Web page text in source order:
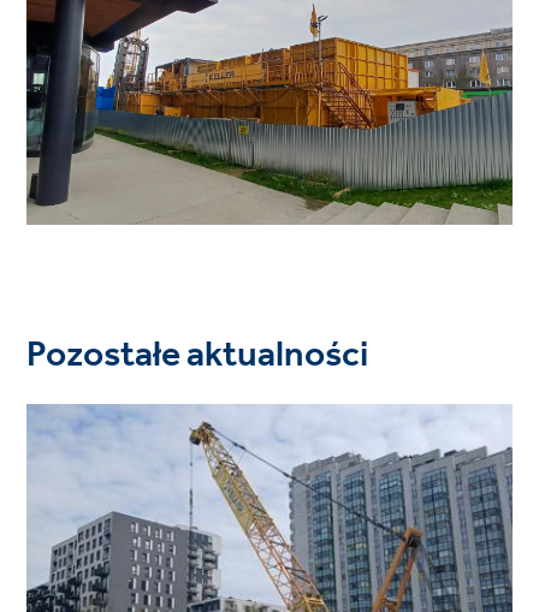
Pozostałe aktualności